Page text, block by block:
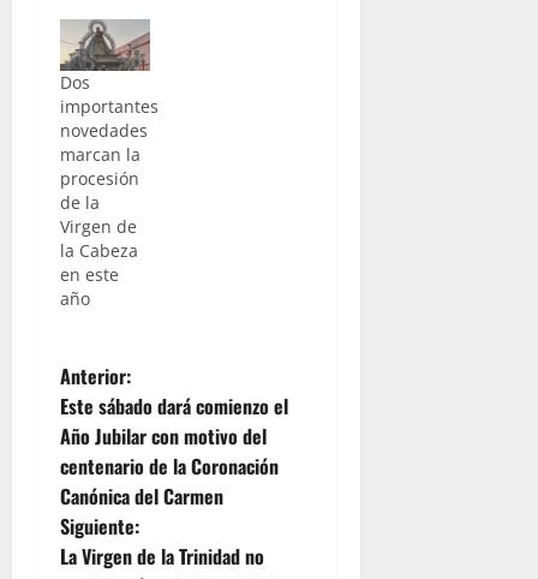
Dos
importantes
novedades
marcan la
procesión
de la
Virgen de
la Cabeza
en este
año
N
a
v
e
Anterior:
Este sábado dará comienzo el
Año Jubilar con motivo del
centenario de la Coronación
Canónica del Carmen
Siguiente:
La Virgen de la Trinidad no